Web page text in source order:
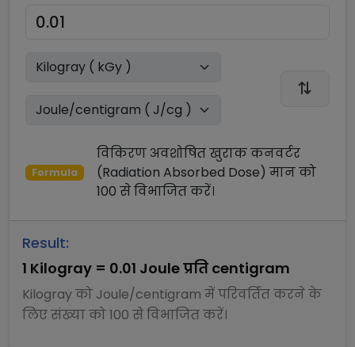
Formula
विकिरण अवशोषित खुराक कनवर्टर
(Radiation Absorbed Dose) मान को
100 सेविभाजितकरें।
Result:
1 Kilogray = 0.01 Joule प्रति centigram
Kilograyको Joule/centigram में परिवर्तित करने के
लिए संख्या को100 सेविभाजितकरें।